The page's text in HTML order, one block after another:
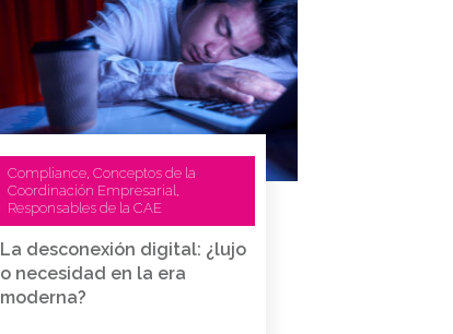
Compliance Conceptos de la
Coordinación Empresarial
Responsables de la CAE
La desconexión digital: ¿lujo
o necesidad en la era
moderna?